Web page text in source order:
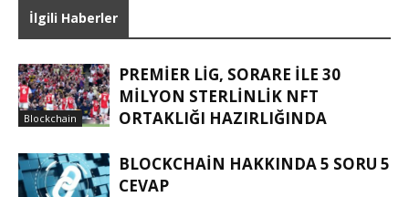
İlgili Haberler
Blockchain
PREMIER LIG, SORARE ILE 30
MILYON STERLINLIK NFT
ORTAKLIĞI HAZIRLIĞINDA
BLOCKCHAIN HAKKINDA 5 SORU 5
CEVAP